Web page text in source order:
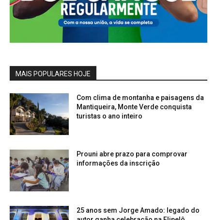
MAIS POPULARES HOJE
Com clima de montanha e paisagens da
Mantiqueira, Monte Verde conquista
turistas o ano inteiro
Prouni abre prazo para comprovar
informações da inscrição
25 anos sem Jorge Amado: legado do